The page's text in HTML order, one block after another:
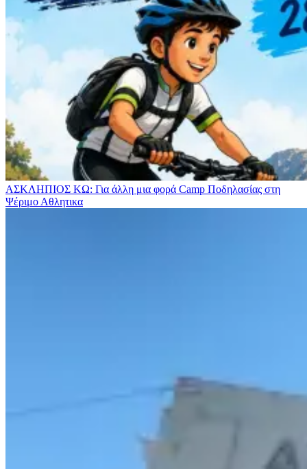
ΑΣΚΛΗΠΙΟΣ ΚΩ: Για άλλη μια φορά Camp Ποδηλασίας στη
Ψέριμο Αθλητικα